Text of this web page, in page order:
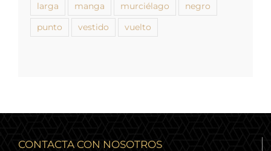
larga manga murciélago negro
punto vestido vuelto
CONTACTA CON NOSOTROS